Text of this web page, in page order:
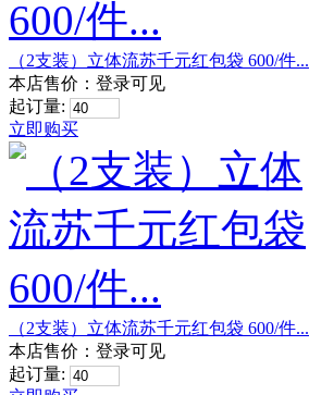
（2支装）立体流苏千元红包袋 600/件...
本店售价： 登录可见
起订量:
立即购买
（2支装）立体流苏千元红包袋 600/件...
本店售价： 登录可见
起订量: